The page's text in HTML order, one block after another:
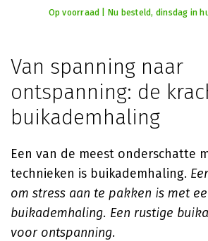
Op voorraad | Nu besteld, dinsdag in
Van spanning naar
ontspanning: de
buikademhaling
Een van de meest onderschatte
technieken is buikademhaling.
om stress aan te pakken is met
buikademhaling. Een rustige
voor ontspanning.